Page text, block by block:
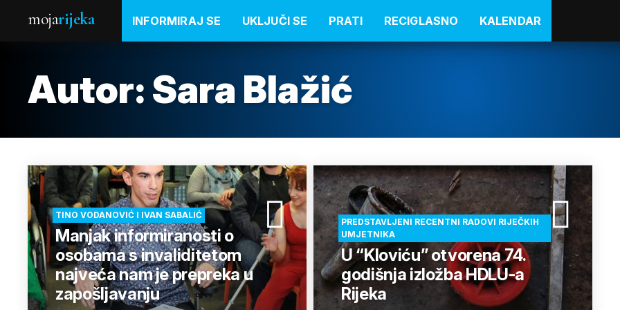
mojarijeka INFORMIRAJ SE UKLJUČI SE PRATI RECIGLASNO KALENDAR
Autor: Sara Blažić
TINO VODANOVIĆ I IVAN SABALIĆ
Manjak informiranosti o
osobama s invaliditetom
najveća nam je prepreka u
zapošljavanju
PREDSTAVLJENI RECENTNI RADOVI RIJEČKIH
UMJETNIKA
U “Kloviću” otvorena 74.
godišnja izložba HDLU-a
Rijeka